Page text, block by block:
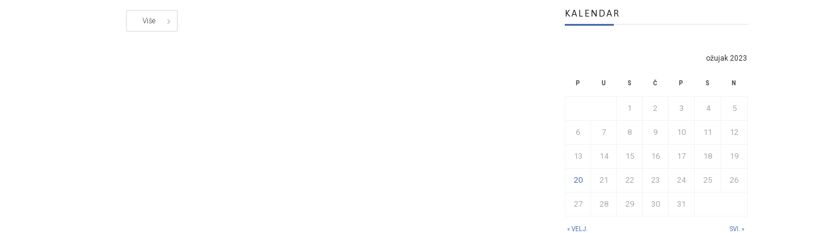
Više
KALENDAR
ožujak 2023
P U S Č P S N
« VELJ. SVI. »
1 2 3 4 5
6 7 8 9 10 11 12
13 14 15 16 17 18 19
20 21 22 23 24 25 26
27 28 29 30 31